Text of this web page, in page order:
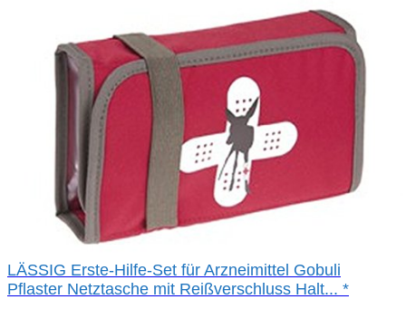
LÄSSIG Erste-Hilfe-Set für Arzneimittel Gobuli
Pflaster Netztasche mit Reißverschluss Halt... *